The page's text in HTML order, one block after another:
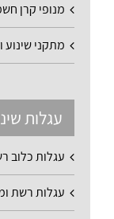
מנופי קרן
מתקני שינוע
עגלות
עגלות כלוב
עגלות רשת